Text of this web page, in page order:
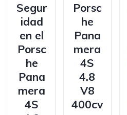
Segur
idad
en el
Porsc
he
Pana
mera
4S
Porsc
he
Pana
mera
4S
4.8
V8
400cv